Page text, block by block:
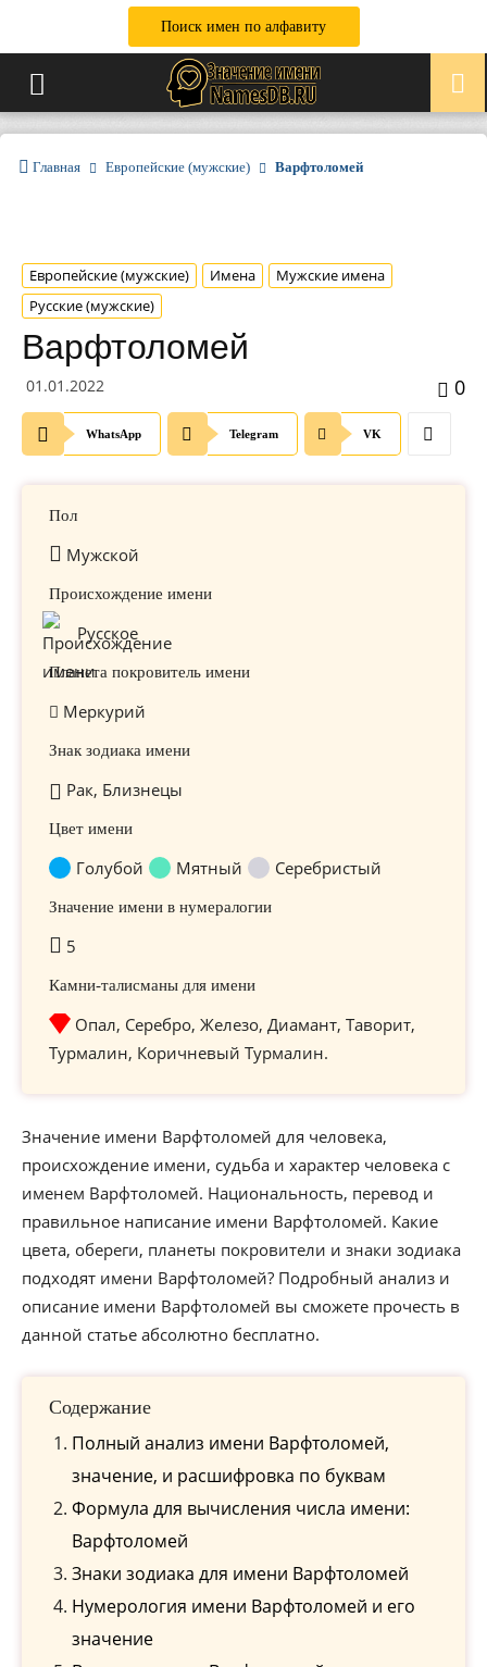
Поиск имен по алфавиту
Главная Европейские (мужские) Варфтоломей
Европейские (мужские) Имена
Мужские имена
Русские (мужские)
Варфтоломей
01.01.2022 0
WhatsApp Telegram VK
Пол
Мужской
Происхождение имени
Русское
Планета покровитель имени
Меркурий
Знак зодиака имени
Рак, Близнецы
Цвет имени
Голубой Мятный Серебристый
Значение имени в нумералогии
5
Камни-талисманы для имени
Опал, Серебро, Железо, Диамант, Таворит,
Турмалин, Коричневый Турмалин.
Значение имени Варфтоломей для человека,
происхождение имени, судьба и характер человека с
именем Варфтоломей. Национальность, перевод и
правильное написание имени Варфтоломей. Какие
цвета, обереги, планеты покровители и знаки зодиака
подходят имени Варфтоломей? Подробный анализ и
описание имени Варфтоломей вы сможете прочесть в
данной статье абсолютно бесплатно.
Содержание
Полный анализ имени Варфтоломей,
значение, и расшифровка по буквам
Формула для вычисления числа имени:
Варфтоломей
Знаки зодиака для имени Варфтоломей
Нумерология имени Варфтоломей и его
значение